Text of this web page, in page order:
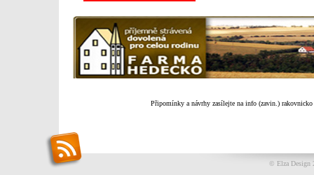
Připomínky a návrhy zasílejte na info (zavin.) rakovnicko
© Elza Design